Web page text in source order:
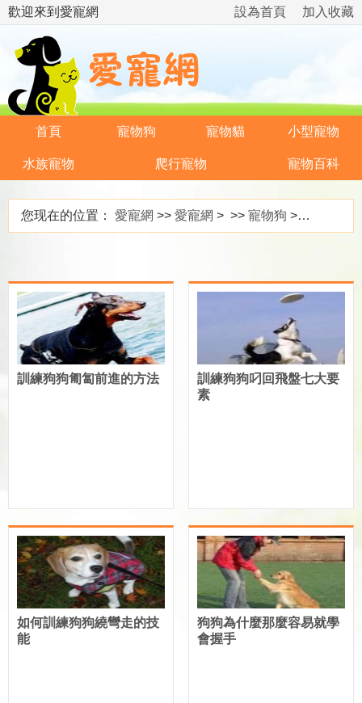
歡迎來到愛寵網 加入收藏
設為首頁
首頁 寵物狗 寵物貓 小型寵物
水族寵物 爬行寵物 寵物百科
您现在的位置： 愛寵網 >> 愛寵網 > >> 寵物狗 >> 狗狗訓練
訓練狗狗匍匐前進的方法
訓練狗狗叼回飛盤七大要
素
如何訓練狗狗繞彎走的技
能
狗狗為什麼那麼容易就學
會握手